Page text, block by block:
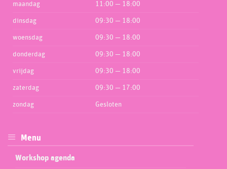
maandag 11:00 — 18:00
dinsdag 09:30 — 18:00
woensdag 09:30 — 18:00
donderdag 09:30 — 18:00
vrijdag 09:30 — 18:00
zaterdag 09:30 — 17:00
zondag Gesloten
Menu
Workshop agenda